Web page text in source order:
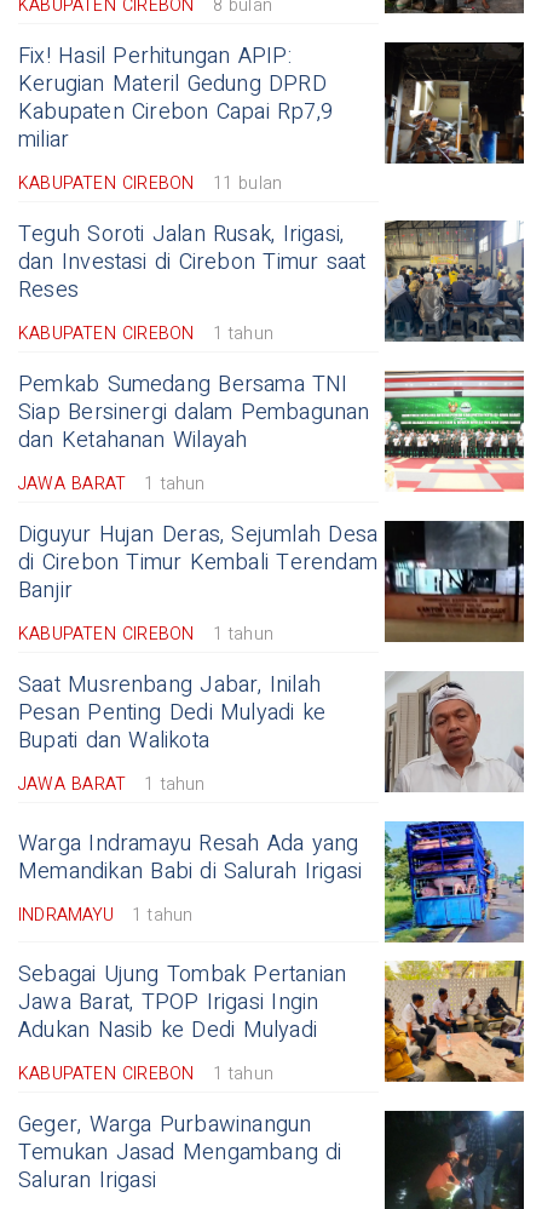
Fix! Hasil Perhitungan APIP:
Kerugian Materil Gedung DPRD
Kabupaten Cirebon Capai Rp7,9
miliar
KABUPATEN CIREBON 11 bulan
Teguh Soroti Jalan Rusak, Irigasi,
dan Investasi di Cirebon Timur saat
Reses
KABUPATEN CIREBON 1 tahun
Pemkab Sumedang Bersama TNI
Siap Bersinergi dalam Pembagunan
dan Ketahanan Wilayah
JAWA BARAT 1 tahun
Diguyur Hujan Deras, Sejumlah Desa
di Cirebon Timur Kembali Terendam
Banjir
KABUPATEN CIREBON 1 tahun
Saat Musrenbang Jabar, Inilah
Pesan Penting Dedi Mulyadi ke
Bupati dan Walikota
JAWA BARAT 1 tahun
Warga Indramayu Resah Ada yang
Memandikan Babi di Salurah Irigasi
INDRAMAYU 1 tahun
Sebagai Ujung Tombak Pertanian
Jawa Barat, TPOP Irigasi Ingin
Adukan Nasib ke Dedi Mulyadi
KABUPATEN CIREBON 1 tahun
Geger, Warga Purbawinangun
Temukan Jasad Mengambang di
Saluran Irigasi